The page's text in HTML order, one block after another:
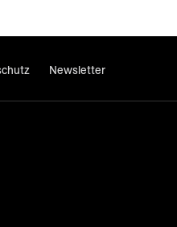
Newsletter